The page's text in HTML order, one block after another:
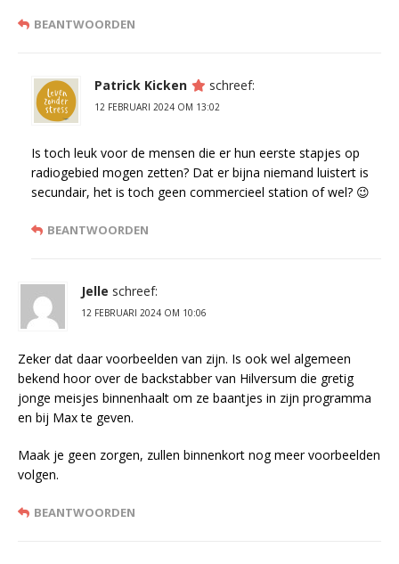
BEANTWOORDEN
Patrick Kicken schreef:
12 FEBRUARI 2024 OM 13:02
Is toch leuk voor de mensen die er hun eerste stapjes op
radiogebied mogen zetten? Dat er bijna niemand luistert is
secundair, het is toch geen commercieel station of wel? 😉
BEANTWOORDEN
Jelle schreef:
12 FEBRUARI 2024 OM 10:06
Zeker dat daar voorbeelden van zijn. Is ook wel algemeen
bekend hoor over de backstabber van Hilversum die gretig
jonge meisjes binnenhaalt om ze baantjes in zijn programma
en bij Max te geven.
Maak je geen zorgen, zullen binnenkort nog meer voorbeelden
volgen.
BEANTWOORDEN